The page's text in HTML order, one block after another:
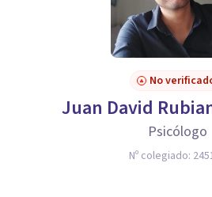
No
Juan David
Psicólogo
Nº colegiado: